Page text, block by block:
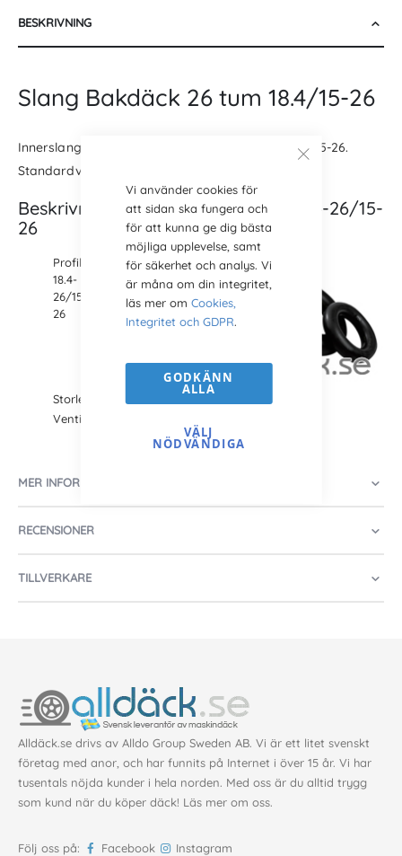
Vi använder cookies för
att sidan ska fungera och
för att kunna ge dig bästa
möjliga upplevelse, samt
för säkerhet och analys. Vi
är måna om din integritet,
läs mer om Cookies,
Integritet och GDPR.
GODKÄNN
ALLA
VÄLJ
NÖDVÄNDIGA
BESKRIVNING
Slang Bakdäck 26 tum 18.4/15-26
Innerslang 26 tum till bakdäck. Profil 18.4-26 eller 15-26.
Standardventil
Beskrivning Innerslang Bakdäck 18.4-26/15-
26
Profil:
18.4-
26/15-
26
Storlek: 26 tum
Ventil:
MER INFORMATION
RECENSIONER
TILLVERKARE
Alldäck.se drivs av Alldo Group Sweden AB. Vi är ett litet svenskt
företag med anor, och har funnits på Internet i över 15 år. Vi har
tusentals nöjda kunder i hela norden. Med oss är du alltid trygg
som kund när du köper däck! Läs mer om oss.
Följ oss på: Facebook Instagram